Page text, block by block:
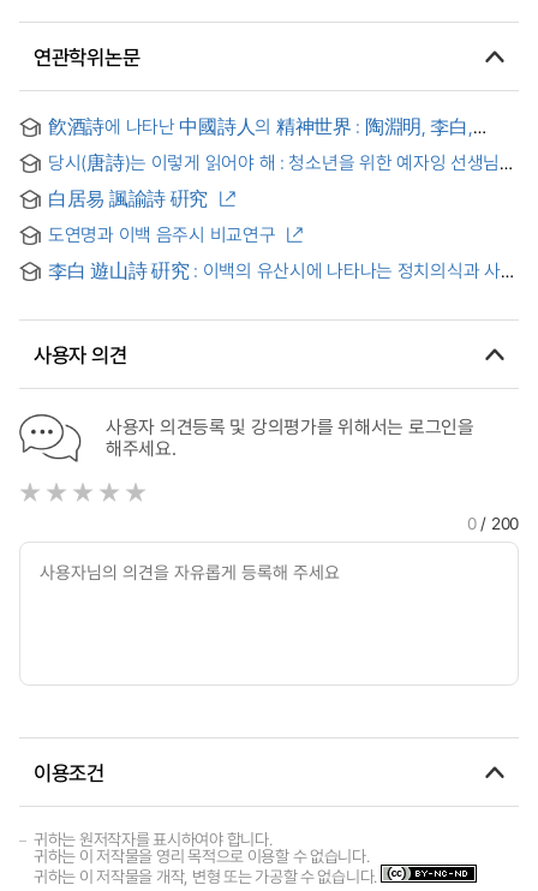
연관학위논문
飮酒詩에 나타난 中國詩人의 精神世界 : 陶淵明, 李白,
白居易를 중심으로 = 從飮酒詩看中國詩人的精神世界
당시(唐詩)는 이렇게 읽어야 해 : 청소년을 위한 예자잉 선생님의
당시 강의 = 唐詩應該這樣讀: 葉嘉瑩給中學生講唐詩
白居易 諷諭詩 硏究
도연명과 이백 음주시 비교연구
李白 遊山詩 硏究 : 이백의 유산시에 나타나는 정치의식과 사상
사용자 의견
사용자 의견등록 및 강의평가를 위해서는 로그인을
해주세요.
0/ 200
이용조건
귀하는 원저작자를 표시하여야 합니다.
귀하는 이 저작물을 영리 목적으로 이용할 수 없습니다.
귀하는 이 저작물을 개작, 변형 또는 가공할 수 없습니다.